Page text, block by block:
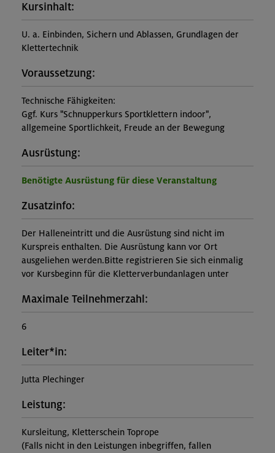
Kursinhalt:
U. a. Einbinden, Sichern und Ablassen, Grundlagen der
Klettertechnik
Voraussetzung:
Technische Fähigkeiten:
Ggf. Kurs "Schnupperkurs Sportklettern indoor",
allgemeine Sportlichkeit, Freude an der Bewegung
Ausrüstung:
Benötigte Ausrüstung für diese Veranstaltung
Zusatzinfo:
Der Halleneintritt und die Ausrüstung sind nicht im
Kurspreis enthalten. Die Ausrüstung kann vor Ort
ausgeliehen werden.Bitte registrieren Sie sich einmalig
vor Kursbeginn für die Kletterverbundanlagen unter
Maximale Teilnehmerzahl:
6
Leiter*in:
Jutta Plechinger
Leistung:
Kursleitung, Kletterschein Toprope
(Falls nicht in den Leistungen inbegriffen, fallen